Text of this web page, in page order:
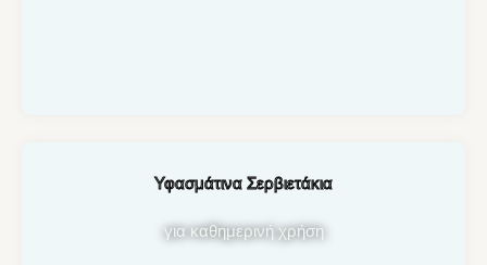
Υφασμάτινα Σερβιετάκια
για καθημερινή χρήση